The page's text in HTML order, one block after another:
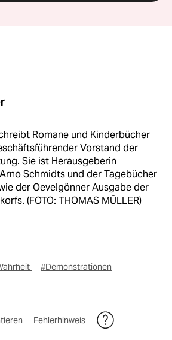
Romane und Kinderbücher
Vorstand der
Sie ist Herausgeberin
Schmidts und der Tagebücher
der Oevelgönner Ausgabe der
(FOTO: THOMAS MÜLLER)
#Demonstrationen
Fehlerhinweis